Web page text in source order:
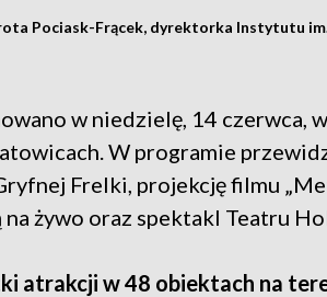
Pociask-Frącek, dyrektorka Instytutu
w niedzielę, 14 czerwca,
W programie
Frelki, projekcję filmu
żywo oraz spektakl Teatru
atrakcji w 48 obiektach na